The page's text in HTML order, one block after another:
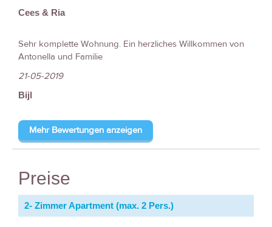
Cees & Ria
Sehr komplette Wohnung. Ein herzliches Willkommen von
Antonella und Familie
21-05-2019
Bijl
Mehr Bewertungen anzeigen
Preise
2- Zimmer Apartment (max. 2 Pers.)